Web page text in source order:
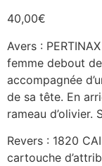
40,00€
Avers :
femme debout
accompagnée
de sa tête. En
rameau d’olivier.
Revers : 1820
cartouche